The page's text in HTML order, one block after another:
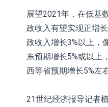
展望2021年，在低基
政收入有望实现正增
政收入增长3%以上，
东预期增长5%或以上
西等省预期增长5%左右
21世纪经济报导记者